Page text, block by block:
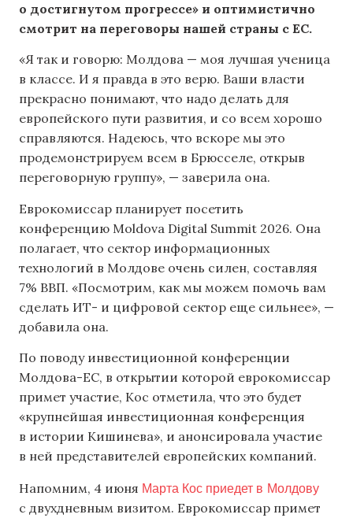
о достигнутом прогрессе» и оптимистично
смотрит на переговоры нашей страны с ЕС.
«Я так и говорю: Молдова — моя лучшая ученица
в классе. И я правда в это верю. Ваши власти
прекрасно понимают, что надо делать для
европейского пути развития, и со всем хорошо
справляются. Надеюсь, что вскоре мы это
продемонстрируем всем в Брюсселе, открыв
переговорную группу», — заверила она.
Еврокомиссар планирует посетить
конференцию Moldova Digital Summit 2026. Она
полагает, что сектор информационных
технологий в Молдове очень силен, составляя
7% ВВП. «Посмотрим, как мы можем помочь вам
сделать ИТ- и цифровой сектор еще сильнее», —
добавила она.
По поводу инвестиционной конференции
Молдова-ЕС, в открытии которой еврокомиссар
примет участие, Кос отметила, что это будет
«крупнейшая инвестиционная конференция
в истории Кишинева», и анонсировала участие
в ней представителей европейских компаний.
Напомним, 4 июня Марта Кос приедет в Молдову
с двухдневным визитом. Еврокомиссар примет